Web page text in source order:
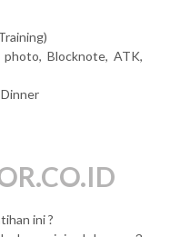
Blocknote, ATK,
ini ?